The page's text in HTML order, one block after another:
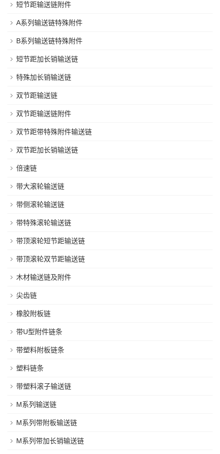
短节距输送链附件
A系列输送链特殊附件
B系列输送链特殊附件
短节距加长销输送链
特殊加长销输送链
双节距输送链
双节距输送链附件
双节距带特殊附件输送链
双节距加长销输送链
倍速链
带大滚轮输送链
带侧滚轮输送链
带特殊滚轮输送链
带顶滚轮短节距输送链
带顶滚轮双节距输送链
木材输送链及附件
尖齿链
橡胶附板链
带U型附件链条
带塑料附板链条
塑料链条
带塑料滚子输送链
M系列输送链
M系列带附板输送链
M系列带加长销输送链